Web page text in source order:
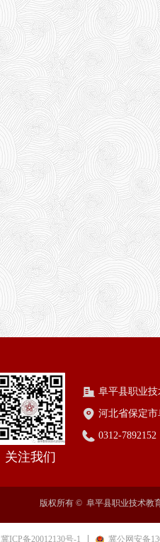
阜平县职业
河北省保定
0312-7892152
关注我们
版权所有 © 阜平县职业技术教
冀ICP备20012130号-1 冀公网安备